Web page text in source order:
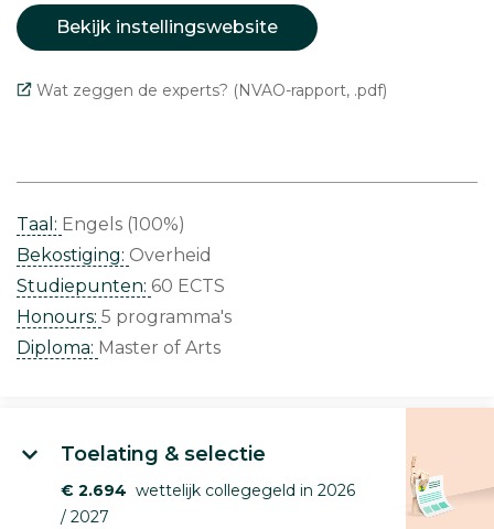
Bekijk instellingswebsite
Wat zeggen de experts? (NVAO-rapport, .pdf)
Taal: Engels (100%)
Bekostiging: Overheid
Studiepunten: 60 ECTS
Honours: 5 programma's
Diploma: Master of Arts
Toelating & selectie
€ 2.694 wettelijk collegegeld in 2026
/ 2027